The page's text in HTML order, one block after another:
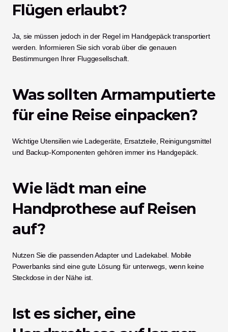
Flügen erlaubt?
Ja, sie müssen jedoch in der Regel im Handgepäck transportiert
werden. Informieren Sie sich vorab über die genauen
Bestimmungen Ihrer Fluggesellschaft.
Was sollten Armamputierte
für eine Reise einpacken?
Wichtige Utensilien wie Ladegeräte, Ersatzteile, Reinigungsmittel
und Backup-Komponenten gehören immer ins Handgepäck.
Wie lädt man eine
Handprothese auf Reisen
auf?
Nutzen Sie die passenden Adapter und Ladekabel. Mobile
Powerbanks sind eine gute Lösung für unterwegs, wenn keine
Steckdose in der Nähe ist.
Ist es sicher, eine